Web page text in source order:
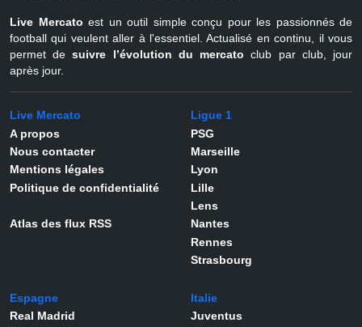
Live Mercato est un outil simple conçu pour les passionnés de
football qui veulent aller à l'essentiel. Actualisé en continu, il vous
permet desuivre l’évolution du mercato club par club, jour
après jour.
Live Mercato
A propos
Nous contacter
Mentions légales
Politique de confidentialité
Atlas des flux RSS
Ligue 1
PSG
Marseille
Lyon
Lille
Lens
Nantes
Rennes
Strasbourg
Espagne
Real Madrid
Italie
Juventus